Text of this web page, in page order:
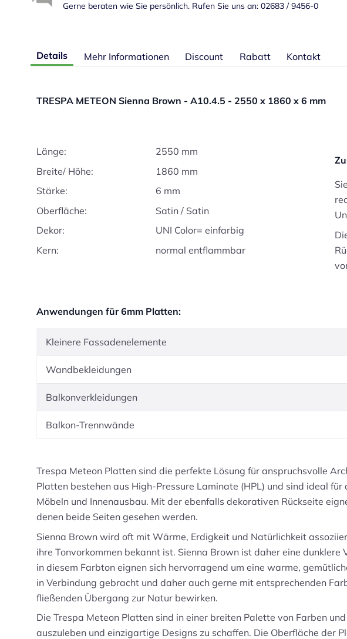
Gerne beraten wie Sie persönlich. Rufen Sie uns an: 02683 / 9456-0
Details
TRESPA METEON Sienna Brown - A10.4.5 - 2550 x 1860 x 6 mm
Länge:
Breite/ Höhe:
Stärke:
Oberfläche:
Dekor:
Kern:
2550 mm
1860 mm
6 mm
Satin / Satin
UNI Color= einfarbig
normal entflammbar
Anwendungen für 6mm Platten:
Kleinere Fassadenelemente
Wandbekleidungen
Balkonverkleidungen
Balkon-Trennwände
Trespa Meteon Platten sind die perfekte Lösung für anspruchsvolle
Platten bestehen aus High-Pressure Laminate (HPL) und sind ideal für
Möbeln und Innenausbau. Mit der ebenfalls dekorativen Rückseite
denen beide Seiten gesehen werden.
Sienna Brown wird oft mit Wärme, Erdigkeit und Natürlichkeit
ihre Tonvorkommen bekannt ist. Sienna Brown ist daher eine
in diesem Farbton eignen sich hervorragend um eine warme,
in Verbindung gebracht und daher auch gerne mit entsprechenden
fließenden Übergang zur Natur bewirken.
Die Trespa Meteon Platten sind in einer breiten Palette von Farben
auszuleben und einzigartige Designs zu schaffen. Die Oberfläche
Mehr Informationen Discount Rabatt Kontakt